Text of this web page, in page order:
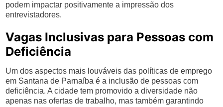
podem impactar positivamente a impressão dos
entrevistadores.
Vagas Inclusivas para Pessoas com
Deficiência
Um dos aspectos mais louváveis das políticas de emprego
em Santana de Parnaíba é a inclusão de pessoas com
deficiência. A cidade tem promovido a diversidade não
apenas nas ofertas de trabalho, mas também garantindo